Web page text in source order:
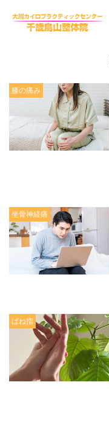
膝の痛み
坐骨神経痛
ばね指